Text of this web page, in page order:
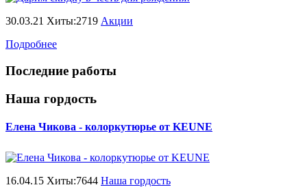
30.03.21 Хиты:2719 Акции
Подробнее
Последние работы
Наша гордость
Елена Чикова - колоркутюрье от KEUNE
16.04.15 Хиты:7644 Наша гордость